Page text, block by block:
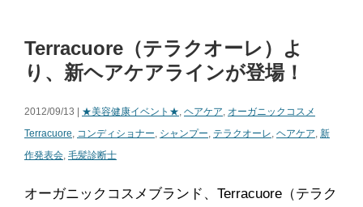
Terracuore（テラクオーレ）よ
り、新ヘアケアラインが登場！
2012/09/13 | ★美容健康イベント★, ヘアケア, オーガニックコスメ
Terracuore, コンディショナー, シャンプー, テラクオーレ, ヘアケア, 新
作発表会, 毛髪診断士
オーガニックコスメブランド、Terracuore（テラク